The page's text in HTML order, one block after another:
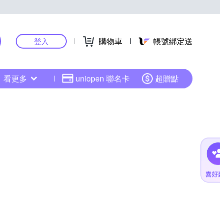
登入 購物車 帳號綁定送
看更多 uniopen 聯名卡 超贈點